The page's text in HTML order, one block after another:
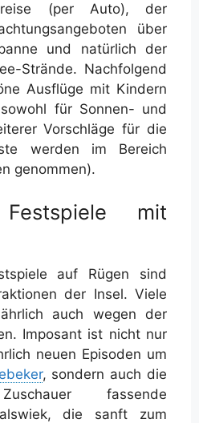
(per Auto), der
über
und natürlich der
Strände. Nachfolgend
Ausflüge mit Kindern
für Sonnen- und
Vorschläge für die
werden im Bereich
genommen).
mit
auf Rügen sind
der Insel. Viele
auch wegen der
Imposant ist nicht nur
neuen Episoden um
, sondern auch die
fassende
die sanft zum